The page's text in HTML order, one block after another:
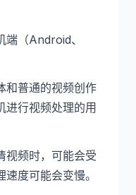
端（Android、
和普通的视频创作
进行视频处理的用
视频时，可能会受
度可能会变慢。